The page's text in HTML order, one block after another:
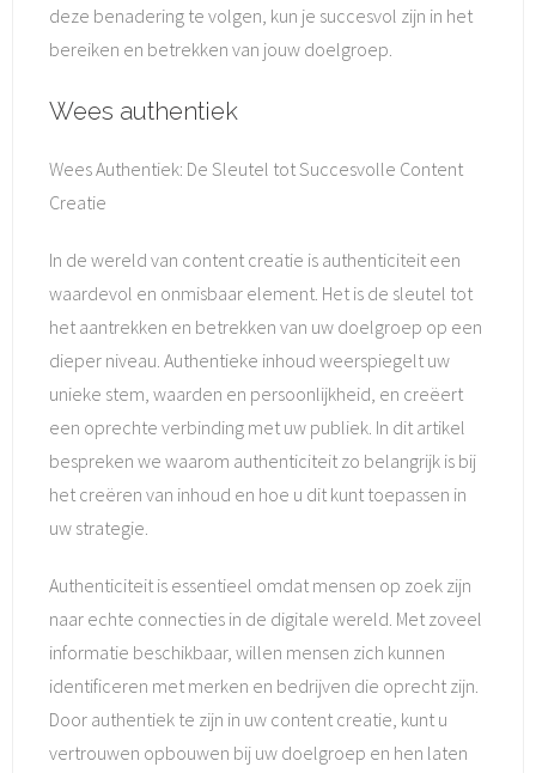
deze benadering te volgen, kun je succesvol zijn in het
bereiken en betrekken van jouw doelgroep.
Wees authentiek
Wees Authentiek: De Sleutel tot Succesvolle Content
Creatie
In de wereld van content creatie is authenticiteit een
waardevol en onmisbaar element. Het is de sleutel tot
het aantrekken en betrekken van uw doelgroep op een
dieper niveau. Authentieke inhoud weerspiegelt uw
unieke stem, waarden en persoonlijkheid, en creëert
een oprechte verbinding met uw publiek. In dit artikel
bespreken we waarom authenticiteit zo belangrijk is bij
het creëren van inhoud en hoe u dit kunt toepassen in
uw strategie.
Authenticiteit is essentieel omdat mensen op zoek zijn
naar echte connecties in de digitale wereld. Met zoveel
informatie beschikbaar, willen mensen zich kunnen
identificeren met merken en bedrijven die oprecht zijn.
Door authentiek te zijn in uw content creatie, kunt u
vertrouwen opbouwen bij uw doelgroep en hen laten